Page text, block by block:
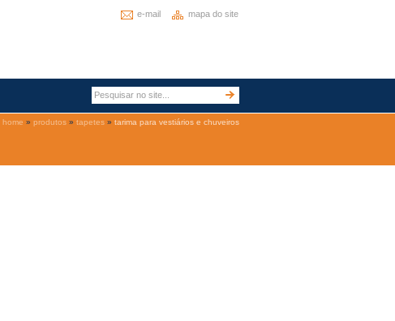
e-mail mapa do site
home » produtos » tapetes » tarima para vestiários e chuveiros